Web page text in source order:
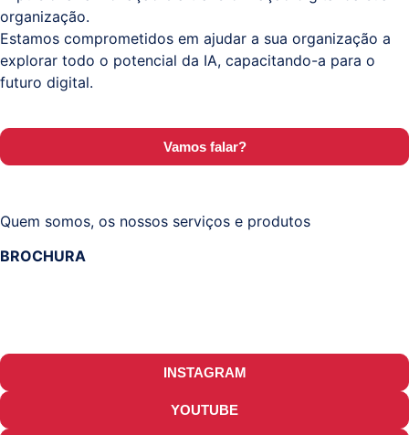
organização.
Estamos comprometidos em ajudar a sua organização a
explorar todo o potencial da IA, capacitando-a para o
futuro digital.
Vamos falar?
Quem somos, os nossos serviços e produtos
BROCHURA
INSTAGRAM
YOUTUBE